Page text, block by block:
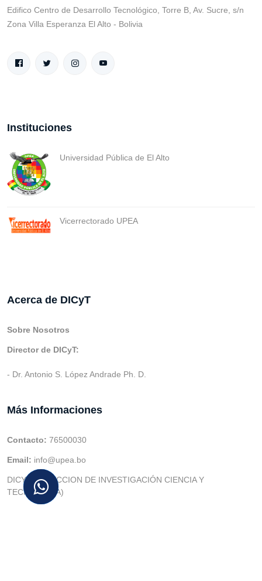
Edifico Centro de Desarrollo Tecnológico, Torre B, Av. Sucre, s/n
Zona Villa Esperanza El Alto - Bolivia
Instituciones
Universidad Pública de El Alto
Vicerrectorado UPEA
Acerca de DICyT
Sobre Nosotros
Director de DICyT:
- Dr. Antonio S. López Andrade Ph. D.
Más Informaciones
Contacto: 76500030
Email: info@upea.bo
DICYT (DIRECCION DE INVESTIGACIÓN CIENCIA Y
TECNOLOGIA)